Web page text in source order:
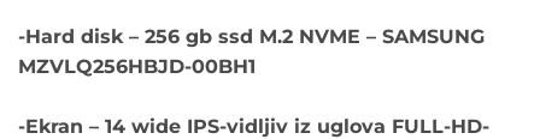
-Hard disk – 256 gb ssd M.2 NVME – SAMSUNG
MZVLQ256HBJD-00BH1
-Ekran – 14 wide IPS-vidljiv iz uglova FULL-HD-